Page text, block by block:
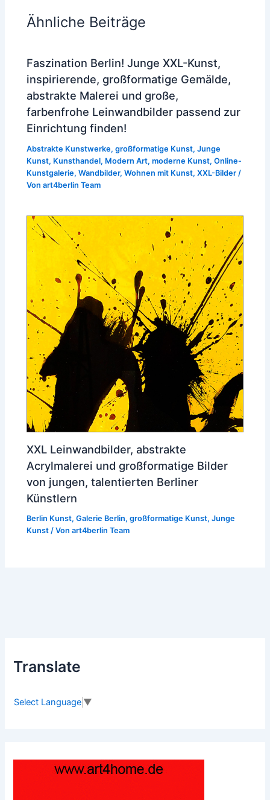
Ähnliche Beiträge
Faszination Berlin! Junge XXL-Kunst,
inspirierende, großformatige Gemälde,
abstrakte Malerei und große,
farbenfrohe Leinwandbilder passend zur
Einrichtung finden!
Abstrakte Kunstwerke,großformatige Kunst,Junge
Kunst, Kunsthandel, Modern Art,moderne Kunst,Online-
Kunstgalerie,Wandbilder,Wohnen mit Kunst,XXL-Bilder /
Vonart4berlin Team
XXL Leinwandbilder, abstrakte
Acrylmalerei und großformatige Bilder
von jungen, talentierten Berliner
Künstlern
Berlin Kunst,Galerie Berlin,großformatige Kunst,Junge
Kunst / Vonart4berlin Team
Translate
Select Language ▼